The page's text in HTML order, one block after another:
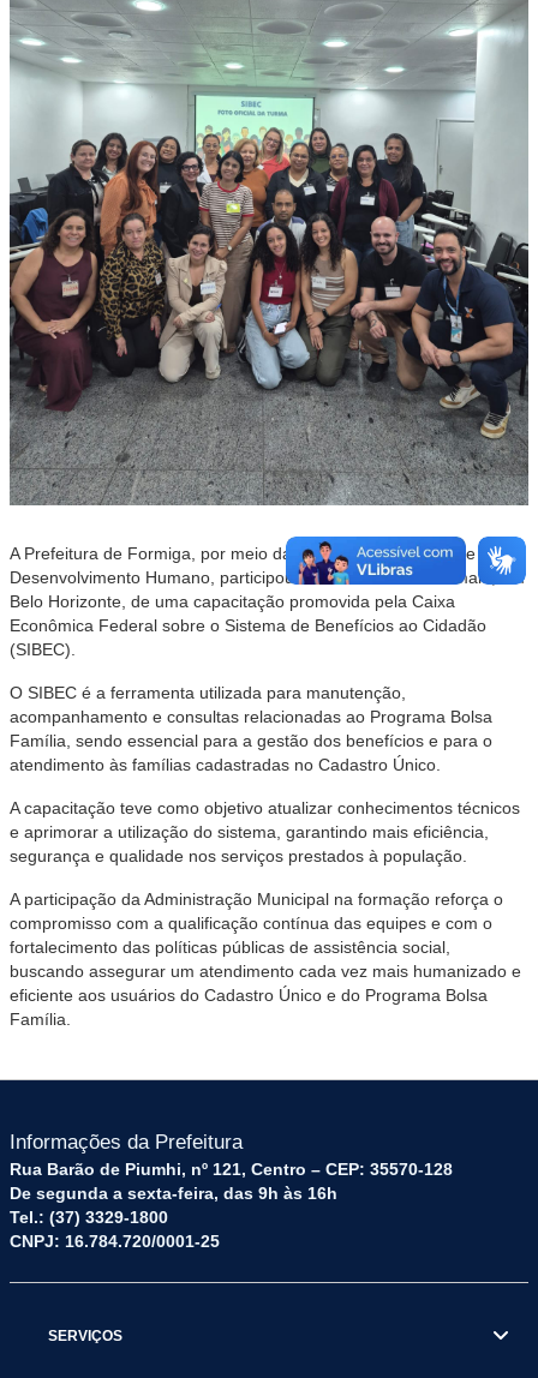
A Prefeitura de Formiga, por meio da Secretaria Municipal de
Desenvolvimento Humano, participou nos dias 19 e 20 de maio, em
Belo Horizonte, de uma capacitação promovida pela Caixa
Econômica Federal sobre o Sistema de Benefícios ao Cidadão
(SIBEC).
O SIBEC é a ferramenta utilizada para manutenção,
acompanhamento e consultas relacionadas ao Programa Bolsa
Família, sendo essencial para a gestão dos benefícios e para o
atendimento às famílias cadastradas no Cadastro Único.
A capacitação teve como objetivo atualizar conhecimentos técnicos
e aprimorar a utilização do sistema, garantindo mais eficiência,
segurança e qualidade nos serviços prestados à população.
A participação da Administração Municipal na formação reforça o
compromisso com a qualificação contínua das equipes e com o
fortalecimento das políticas públicas de assistência social,
buscando assegurar um atendimento cada vez mais humanizado e
eficiente aos usuários do Cadastro Único e do Programa Bolsa
Família.
Informações da Prefeitura
Rua Barão de Piumhi, nº 121, Centro – CEP: 35570-128
De segunda a sexta-feira, das 9h às 16h
Tel.: (37) 3329-1800
CNPJ: 16.784.720/0001-25
SERVIÇOS